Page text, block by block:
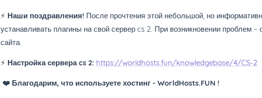
⚡ Наши поздравления! После прочтения этой небольшой, но
устанавливать плагины на свой сервер cs 2. При возникновении проблем
сайта.
⚡ Настройка сервераcs 2: https://worldhosts.fun/knowledgebase/4/CS-2
❤️Благодарим, что используете хостинг - WorldHosts.FUN !